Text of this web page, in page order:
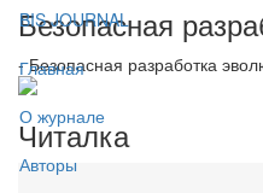
BIS JOURNAL
Главная
О журнале
Авторы
Безопасная
- Безопасная разработка
Читалка